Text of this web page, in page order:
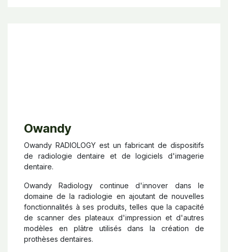
Owandy
Owandy RADIOLOGY est un fabricant de dispositifs
de radiologie dentaire et de logiciels d'imagerie
dentaire.
Owandy Radiology continue d'innover dans le
domaine de la radiologie en ajoutant de nouvelles
fonctionnalités à ses produits, telles que la capacité
de scanner des plateaux d'impression et d'autres
modèles en plâtre utilisés dans la création de
prothèses dentaires.